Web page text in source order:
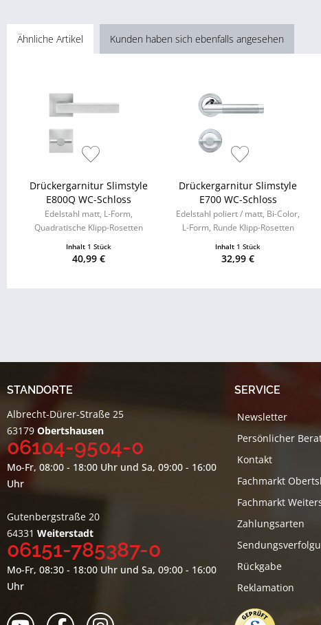
Ähnliche Artikel Kunden haben sich ebenfalls angesehen
Drückergarnitur Slimstyle
E800Q WC-Schloss
Edelstahl matt, L-Form,
Quadratische Klipp-Rosetten
Inhalt 1 Stück
40,99 €
Drückergarnitur Slimstyle
E700 WC-Schloss
Edelstahl poliert / matt, Bi-Color,
L-Form, Runde Klipp-Rosetten
Inhalt 1 Stück
32,99 €
STANDORTE
Albrecht-Dürer-Straße 25
63179 Obertshausen
06104-9504-0
Mo-Fr, 08:00 - 18:00 Uhr und Sa, 09:00 - 16:00
Uhr
Gutenbergstraße 20
64331 Weiterstadt
06151-785387-0
Mo-Fr, 08:30 - 18:00 Uhr und Sa, 09:00 - 16:00
Uhr
SERVICE
Newsletter
Persönlicher
Kontakt
Fachmarkt
Fachmarkt
Zahlungsarten
Rückgabe
Reklamation